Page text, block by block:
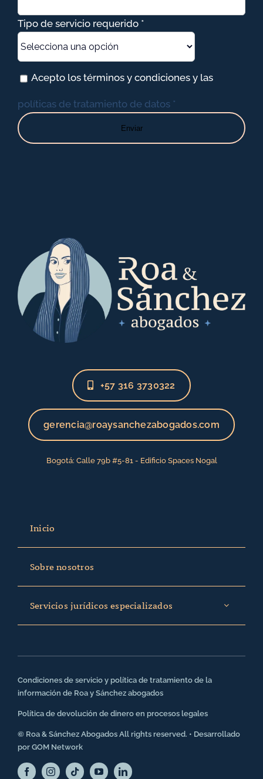
Tipo de servicio requerido *
Acepto los términos y condiciones y las
políticas de tratamiento de datos *
Enviar
+57 316 3730322
gerencia@roaysanchezabogados.com
Bogotá: Calle 79b #5-81 - Edificio Spaces Nogal
Inicio
Sobre nosotros
Servicios jurídicos especializados
Condiciones de servicio y política de tratamiento de la
información de Roa y Sánchez abogados
Política de devolución de dinero en procesos legales
© Roa & Sánchez Abogados All rights reserved. • Desarrollado
por GOM Network